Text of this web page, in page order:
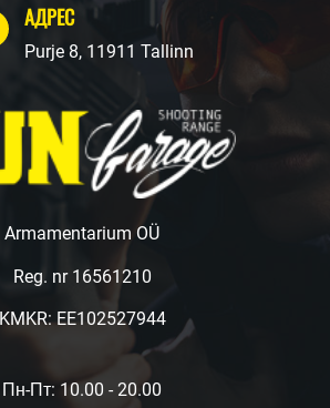
АДРЕС
Purje 8, 11911 Tallinn
Armamentarium OÜ
Reg. nr 16561210
KMKR: EE102527944
Пн-Пт: 10.00 - 20.00